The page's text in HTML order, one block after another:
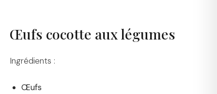
Œufs cocotte aux légumes
Ingrédients :
Œufs